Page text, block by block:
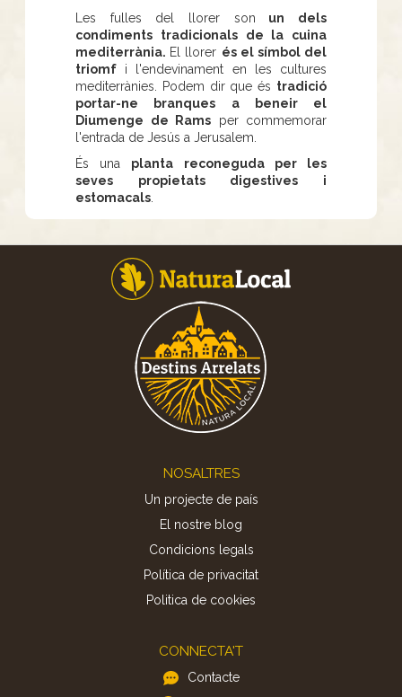
Les fulles del llorer son un dels
condiments tradicionals de la cuina
mediterrània. El llorer és el símbol del
triomf i l'endevinament en les cultures
mediterrànies. Podem dir que és tradició
portar-ne branques a beneir el
Diumenge de Rams per commemorar
l'entrada de Jesús a Jerusalem.
És una planta reconeguda per les
seves propietats digestives i
estomacals
NOSALTRES
Un projecte de país
El nostre blog
Condicions legals
Política de privacitat
Politica de cookies
CONNECTA'T
Contacte